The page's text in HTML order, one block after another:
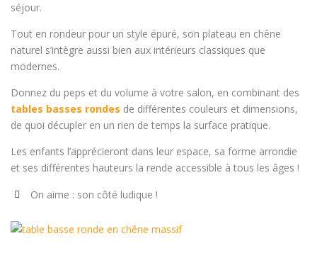
séjour.
Tout en rondeur pour un style épuré, son plateau en chêne
naturel s’intègre aussi bien aux intérieurs classiques que
modernes.
Donnez du peps et du volume à votre salon, en combinant des
tables basses rondes de différentes couleurs et dimensions,
de quoi décupler en un rien de temps la surface pratique.
Les enfants l’apprécieront dans leur espace, sa forme arrondie
et ses différentes hauteurs la rende accessible à tous les âges !
On aime : son côté ludique !